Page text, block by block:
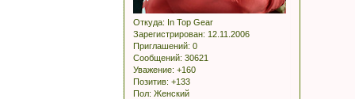
Откуда: In Top Gear
Зарегистрирован: 12.11.2006
Приглашений: 0
Сообщений: 30621
Уважение: +160
Позитив: +133
Пол: Женский